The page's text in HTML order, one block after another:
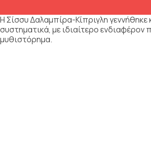
Η Σίσσυ Δαλαμπίρα-Κίπριγλη
συστηματικά, με ιδιαίτερο ενδιαφέρον
μυθιστόρημα.